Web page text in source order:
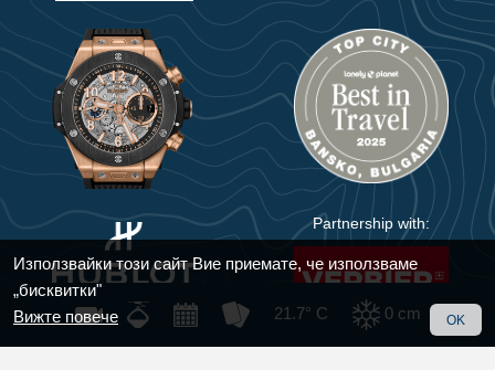
21.7° C 0 cm
Partnership with:
Използвайки този сайт Вие приемате, че използваме
„бисквитки"
Вижте повече
OK